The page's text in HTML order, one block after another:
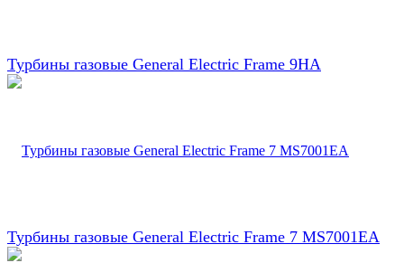
Турбины газовые General Electric Frame 9HA
Турбины газовые General Electric Frame 7 MS7001EA